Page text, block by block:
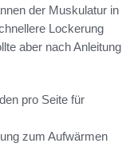
der Muskulatur in
Lockerung
aber nach Anleitung
pro Seite für
zum Aufwärmen